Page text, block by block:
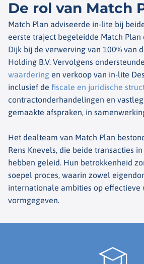
De rol van Match
Match Plan adviseerde in-lite bij
eerste traject begeleidde Match Plan
Dijk bij de verwerving van 100% van
Holding B.V. Vervolgens
waardering en verkoop van in-lite
inclusief de fiscale en juridische
contractonderhandelingen en
gemaakte afspraken, in
Het dealteam van Match Plan
Rens Knevels, die beide transacties
hebben geleid. Hun betrokkenheid
soepel proces, waarin zowel
internationale ambities op effectieve
vormgegeven.